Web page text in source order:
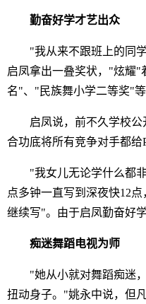
勤奋好学才艺出众
"我从来不跟班上的同学
启凤拿出一叠奖状，"炫耀
名"、"民族舞小学二等奖"等
启凤说，前不久学校公
合功底将所有竞争对手都给
"我女儿无论学什么都非
点多钟一直写到深夜快12
继续写"。由于启凤勤奋好
痴迷舞蹈电视为师
"她从小就对舞蹈痴迷，
扭动身子。"姚永中说，但